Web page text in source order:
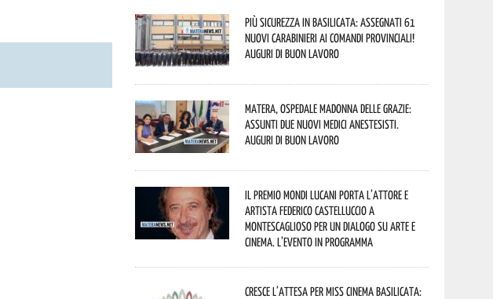
Più sicurezza in Basilicata: assegnati 61
nuovi Carabinieri ai Comandi provinciali!
Auguri di buon lavoro
Matera, Ospedale Madonna delle Grazie:
assunti due nuovi medici anestesisti.
Auguri di buon lavoro
Il Premio Mondi Lucani porta l’attore e
artista Federico Castelluccio a
Montescaglioso per un dialogo su arte e
cinema. L’evento in programma
Cresce l’attesa per Miss Cinema Basilicata: